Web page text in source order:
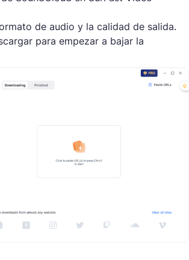
de audio y la calidad de salida.
para empezar a bajar la